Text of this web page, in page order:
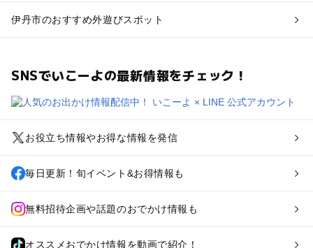
伊丹市のおすすめ外遊びスポット
SNSでいこーよの最新情報をチェック！
お役立ち情報やお得な情報を発信
毎日更新！旬イベント&お得情報も
無料招待企画や話題のおでかけ情報も
オススメおでかけ情報を動画で紹介！